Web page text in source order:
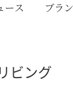
ース ブラ
ビング